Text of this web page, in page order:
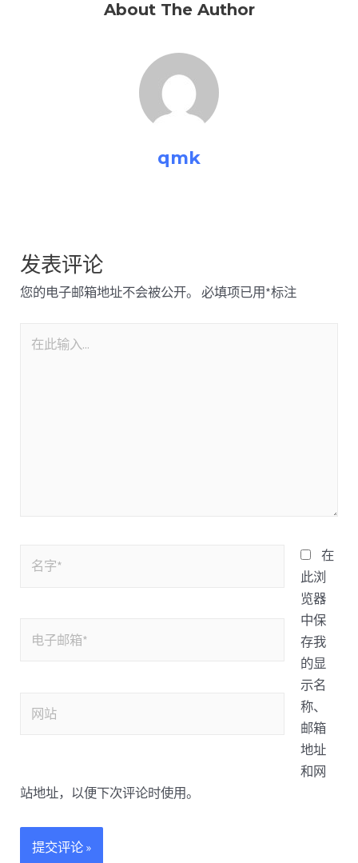
About The Author
qmk
发表评论
您的电子邮箱地址不会被公开。 必填项已用*标注
在
此浏
览器
中保
存我
的显
示名
称、
邮箱
地址
和网
站地址，以便下次评论时使用。